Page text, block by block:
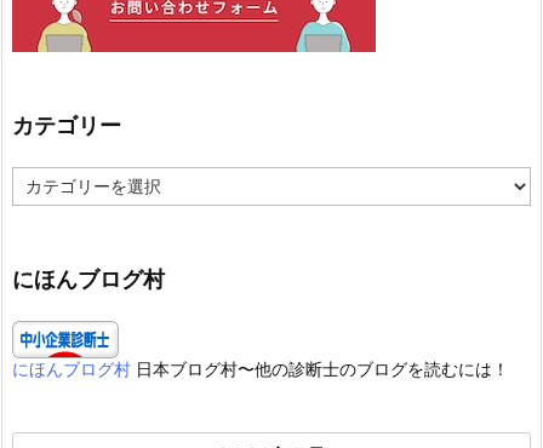
カテゴリー
テ
ー
にほんブログ村
にほんブログ村 日本ブログ村〜他の診断士のブログを読むには！